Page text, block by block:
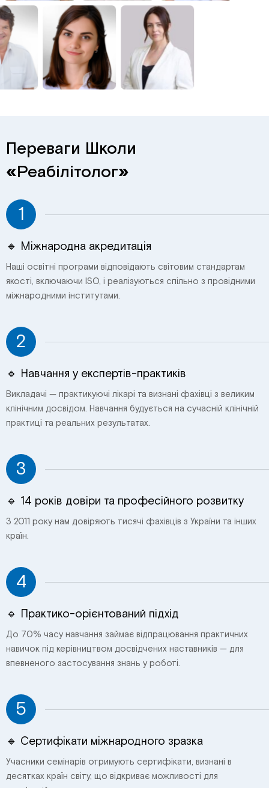
Переваги Школи
«Реабілітолог»
1
🔹 Міжнародна акредитація
Наші освітні програми відповідають світовим стандартам
якості, включаючи ISO, і реалізуються спільно з провідними
міжнародними інститутами.
2
🔹 Навчання у експертів-практиків
Викладачі — практикуючі лікарі та визнані фахівці з великим
клінічним досвідом. Навчання будується на сучасній клінічній
практиці та реальних результатах.
3
🔹 14 років довіри та професійного розвитку
З 2011 року нам довіряють тисячі фахівців з України та інших
країн.
4
🔹 Практико-орієнтований підхід
До 70% часу навчання займає відпрацювання практичних
навичок під керівництвом досвідчених наставників — для
впевненого застосування знань у роботі.
5
🔹 Сертифікати міжнародного зразка
Учасники семінарів отримують сертифікати, визнані в
десятках країн світу, що відкриває можливості для